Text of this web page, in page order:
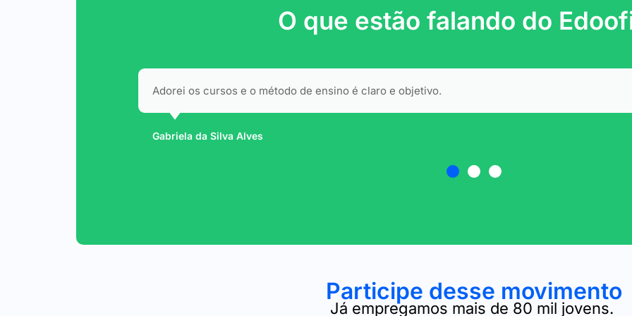
O que estão falando do
Os minicursos são incríveis, super me ajudou, adquiri conhecimentos que ainda não tinha.
Mayara Ribeiro Galvao
Participe desse movimento
Já empregamos mais de 80 mil jovens.